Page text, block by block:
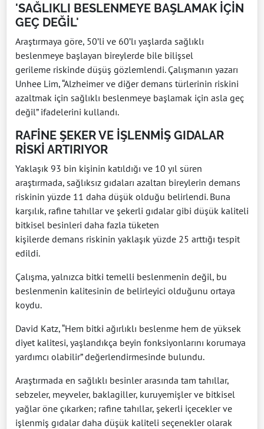
'SAĞLIKLI BESLENMEYE BAŞLAMAK İÇİN
GEÇ DEĞİL'
Araştırmaya göre, 50’li ve 60’lı yaşlarda sağlıklı
beslenmeye başlayan bireylerde bile bilişsel
gerileme riskinde düşüş gözlemlendi. Çalışmanın yazarı
Unhee Lim, “Alzheimer ve diğer demans türlerinin riskini
azaltmak için sağlıklı beslenmeye başlamak için asla geç
değil” ifadelerini kullandı.
RAFİNE ŞEKER VE İŞLENMİŞ GIDALAR
RİSKİ ARTIRIYOR
Yaklaşık 93 bin kişinin katıldığı ve 10 yıl süren
araştırmada, sağlıksız gıdaları azaltan bireylerin demans
riskinin yüzde 11 daha düşük olduğu belirlendi. Buna
karşılık, rafine tahıllar ve şekerli gıdalar gibi düşük kaliteli
bitkisel besinleri daha fazla tüketen
kişilerde demans riskinin yaklaşık yüzde 25 arttığı tespit
edildi.
Çalışma, yalnızca bitki temelli beslenmenin değil, bu
beslenmenin kalitesinin de belirleyici olduğunu ortaya
koydu.
David Katz, “Hem bitki ağırlıklı beslenme hem de yüksek
diyet kalitesi, yaşlandıkça beyin fonksiyonlarını korumaya
yardımcı olabilir” değerlendirmesinde bulundu.
Araştırmada en sağlıklı besinler arasında tam tahıllar,
sebzeler, meyveler, baklagiller, kuruyemişler ve bitkisel
yağlar öne çıkarken; rafine tahıllar, şekerli içecekler ve
işlenmiş gıdalar daha düşük kaliteli seçenekler olarak